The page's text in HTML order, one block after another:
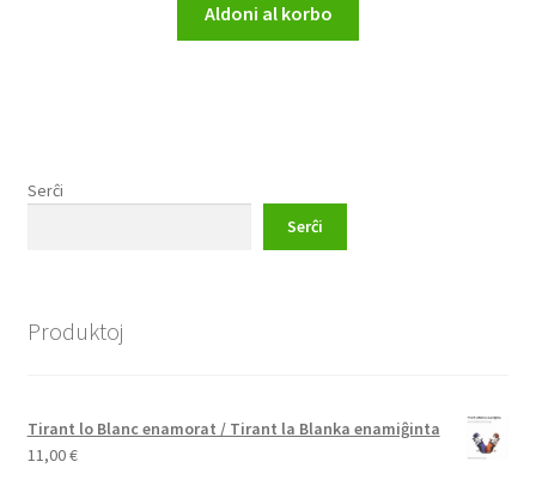
Aldoni al korbo
Serĉi
Serĉi
Produktoj
Tirant lo Blanc enamorat / Tirant la Blanka enamiĝinta
11,00€